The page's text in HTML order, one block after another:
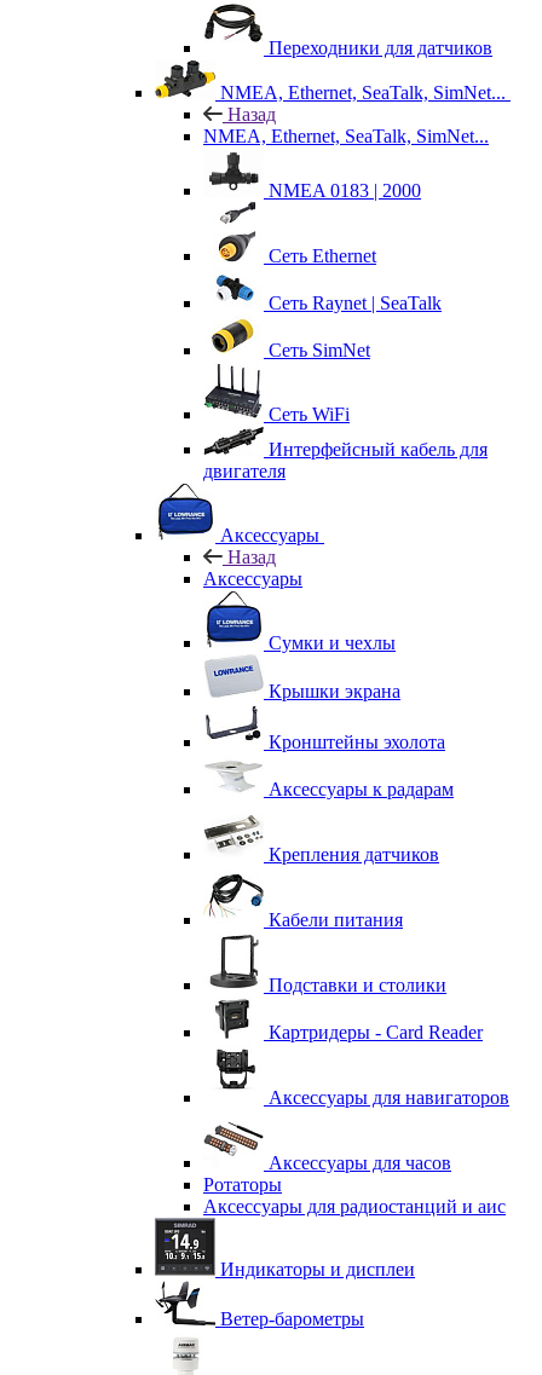
Переходники для датчиков
NMEA, Ethernet, SeaTalk, SimNet...
Назад
NMEA, Ethernet, SeaTalk, SimNet...
NMEA 0183 | 2000
Сеть Ethernet
Сеть Raynet | SeaTalk
Сеть SimNet
Сеть WiFi
Интерфейсный кабель для
двигателя
Аксессуары
Назад
Аксессуары
Сумки и чехлы
Крышки экрана
Кронштейны эхолота
Аксессуары к радарам
Крепления датчиков
Кабели питания
Подставки и столики
Картридеры - Card Reader
Аксессуары для навигаторов
Аксессуары для часов
Ротаторы
Аксессуары для радиостанций и аис
Индикаторы и дисплеи
Ветер-барометры